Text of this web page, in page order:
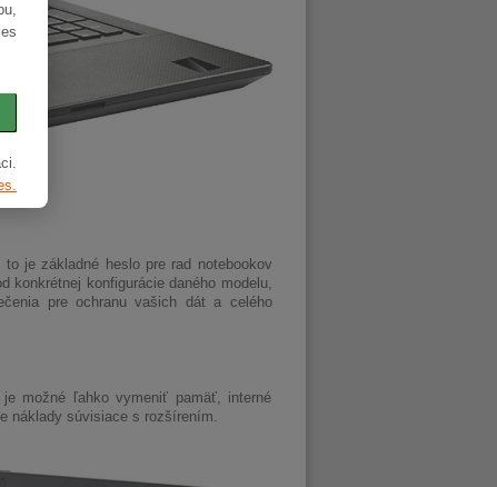
je základné heslo pre rad notebookov
konkrétnej konfigurácie daného modelu,
pre ochranu vašich dát a celého
možné ľahko vymeniť pamäť, interné
náklady súvisiace s rozšírením.